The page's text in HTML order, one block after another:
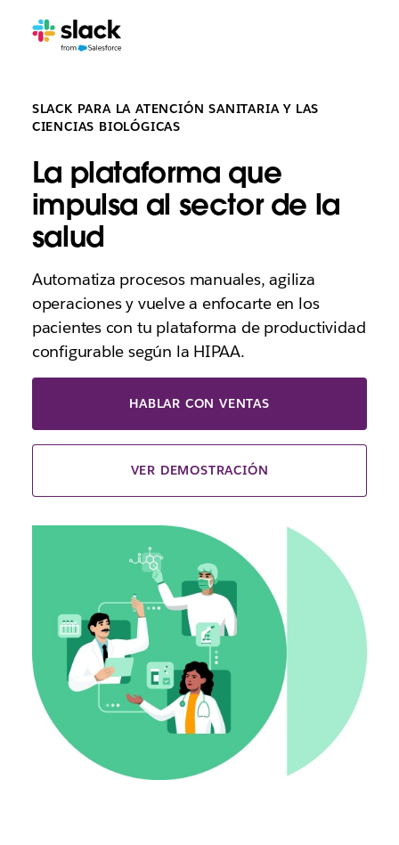
SLACK PARA LA ATENCIÓN SANITARIA Y LAS
CIENCIAS BIOLÓGICAS
La plataforma que
impulsa al sector de la
salud
Automatiza procesos manuales, agiliza
operaciones y vuelve a enfocarte en los
pacientes con tu plataforma de productividad
configurable según la HIPAA.
HABLAR CON VENTAS
VER DEMOSTRACIÓN